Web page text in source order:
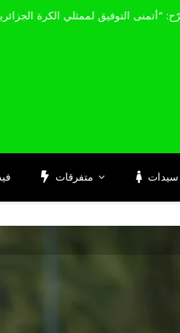
مضوي يصرّح: “أتمنى التوفيق لممثلي الكرة الجزائرية في المسابقات القارية”
متفرقات سيدات